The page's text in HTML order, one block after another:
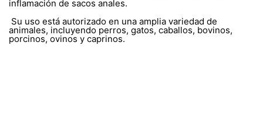
inflamación de sacos anales.
Su uso está autorizado en una amplia variedad de
animales, incluyendo perros, gatos, caballos, bovinos,
porcinos, ovinos y caprinos.